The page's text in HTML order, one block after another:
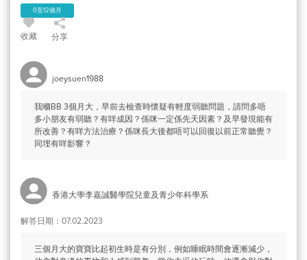
0至12個月
收藏 分享
joeysuen1988
我嗰BB 3個月大，早前去檢查時懷疑有輕度弱聽問題，請問多唔
多小朋友有弱聽？有咩成因？係咪一定係先天因素？及早發現能有
所改善？有咩方法治療？係咪長大後都唔可以回復以前正常聽覺？
同埋有咩影響？
香港大學李嘉誠醫學院兒童及青少年科學系
解答日期：07.02.2023
三個月大的寶寶比起初生時是有分別，例如睡眠時間會逐漸減少，